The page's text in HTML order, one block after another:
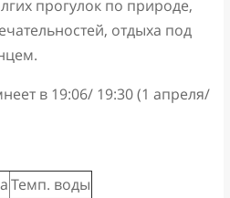
прогулок по природе,
отдыха под
в 19:06/ 19:30 (1 апреля/
Темп. воды